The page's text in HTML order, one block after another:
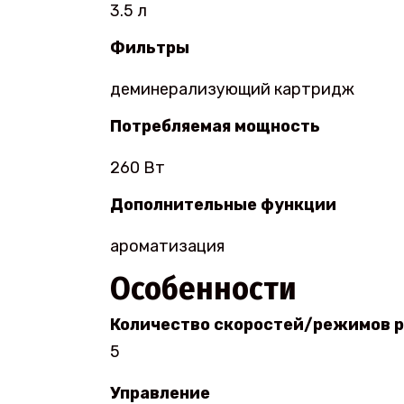
3.5 л
Фильтры
деминерализующий картридж
Потребляемая мощность
260 Вт
Дополнительные функции
ароматизация
Особенности
Количество скоростей/режимов
5
Управление